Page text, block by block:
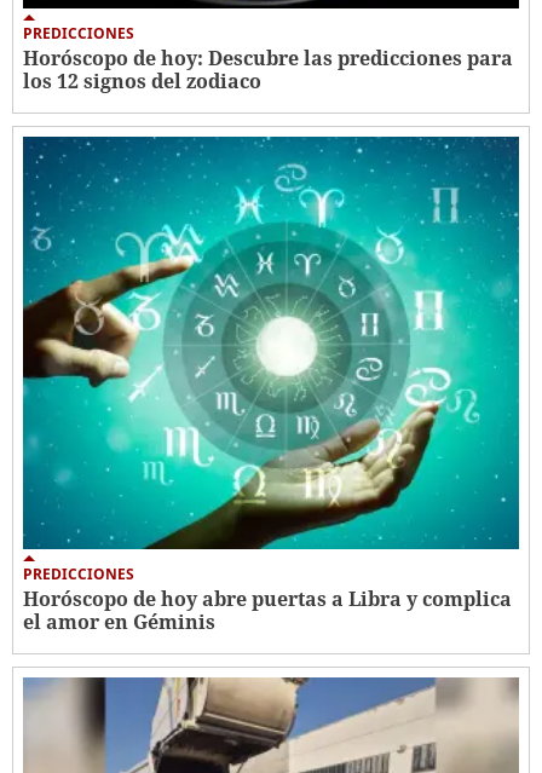
PREDICCIONES
Horóscopo de hoy: Descubre las predicciones para
los 12 signos del zodiaco
PREDICCIONES
Horóscopo de hoy abre puertas a Libra y complica
el amor en Géminis